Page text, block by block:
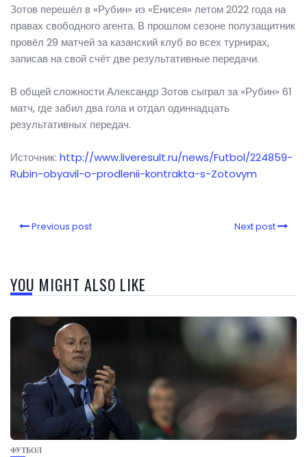
Зотов перешёл в «Рубин» из «Енисея» летом 2022 года на
правах свободного агента. В прошлом сезоне полузащитник
провёл 29 матчей за казанский клуб во всех турнирах,
записав на свой счёт две результативные передачи.
В общей сложности Александр Зотов сыграл за «Рубин» 61
матч, где забил два гола и отдал одиннадцать
результативных передач.
Источник: http://www.liveresult.ru/news/Futbol/224859-
Rubin-obyavil-o-prodlenii-kontrakta-s-Zotovym
Previous post Next post
YOU MIGHT ALSO LIKE
ФУТБОЛ